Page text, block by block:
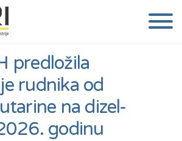
predložila
rudnika od
na dizel-
godinu